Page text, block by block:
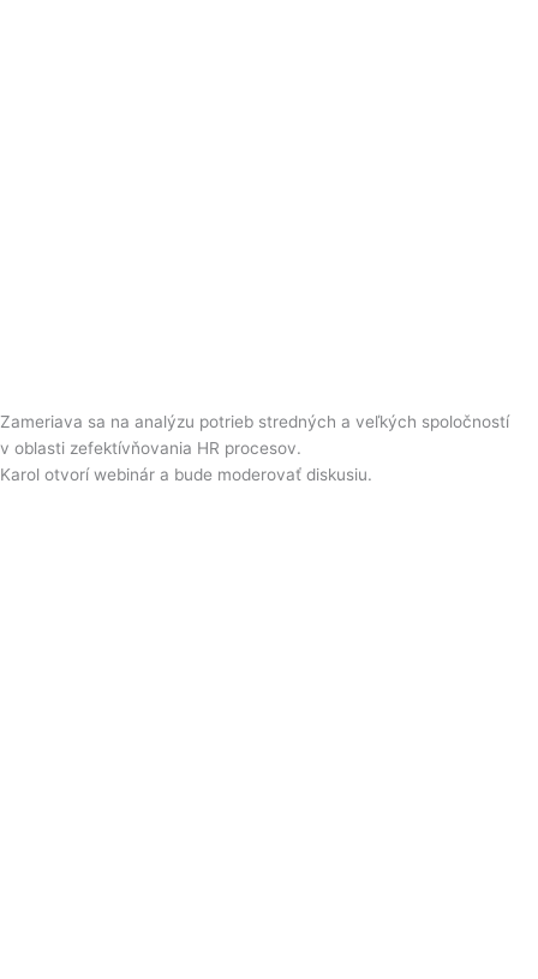
Zameriava sa na analýzu potrieb stredných a veľkých spoločností
v oblasti zefektívňovania HR procesov.
Karol otvorí webinár a bude moderovať diskusiu.